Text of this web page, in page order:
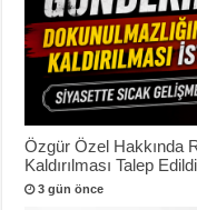
Özgür Özel Hakkında
Kaldırılması Talep Edildi
3 gün önce